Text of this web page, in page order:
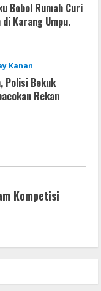
Plus ISO File
UHD DDP5.1
Bobol Rumah Curi
Karang Umpu.
Kanan
Polisi Bekuk
Rekan
Kompetisi